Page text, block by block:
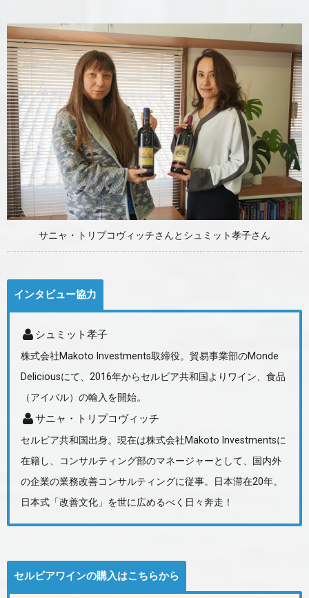
サニャ・トリプコヴィッチさんとシュミット孝子さん
インタビュー協力
シュミット孝子
株式会社Makoto Investments取締役。貿易事業部のMonde
Deliciousにて、2016年からセルビア共和国よりワイン、食品
（アイバル）の輸入を開始。
サニャ・トリプコヴィッチ
セルビア共和国出身。現在は株式会社Makoto Investmentsに
在籍し、コンサルティング部のマネージャーとして、国内外
の企業の業務改善コンサルティングに従事。日本滞在20年。
日本式「改善文化」を世に広めるべく日々奔走！
セルビアワインの購入はこちらから